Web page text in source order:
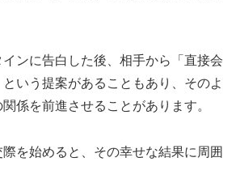
ンに告白した後、相手から「直接会
いう提案があることもあり、そのよ
係を前進させることがあります。
を始めると、その幸せな結果に周囲